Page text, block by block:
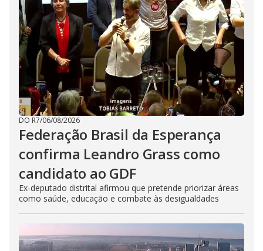
DO R7/06/08/2026
Federação Brasil da Esperança
confirma Leandro Grass como
candidato ao GDF
Ex-deputado distrital afirmou que pretende priorizar áreas
como saúde, educação e combate às desigualdades